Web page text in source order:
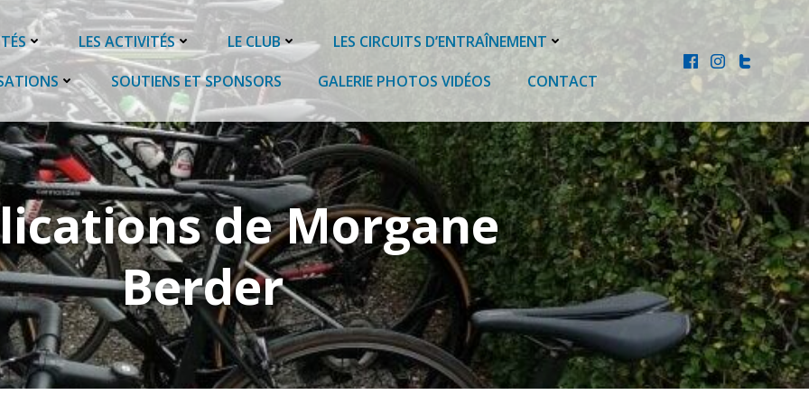
LES ACTIVITÉS LE CLUB
LES CIRCUITS D’ENTRAÎNEMENT
SOUTIENS ET SPONSORS GALERIE PHOTOS VIDÉOS CONTACT
deMorgane
Berder